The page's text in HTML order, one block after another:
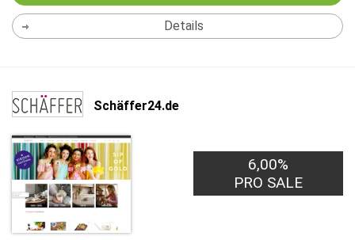
Details
Schäffer24.de
6,00%
PRO SALE